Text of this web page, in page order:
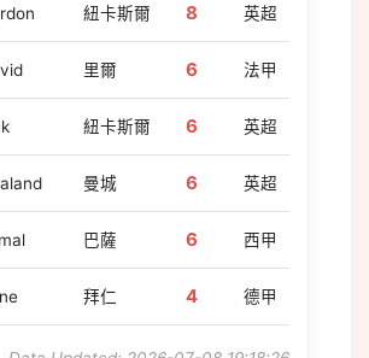
紐卡斯爾 8 英超
里爾 6 法甲
紐卡斯爾 6 英超
曼城 6 英超
巴薩 6 西甲
拜仁 4 德甲